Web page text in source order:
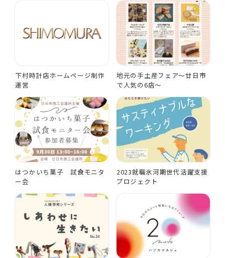
下村時計店ホームページ制作
運営
地元の手土産フェア～廿日市
で人気の6店～
はつかいち菓子 試食モニタ
ー会
2023就職氷河期世代活躍支援
プロジェクト